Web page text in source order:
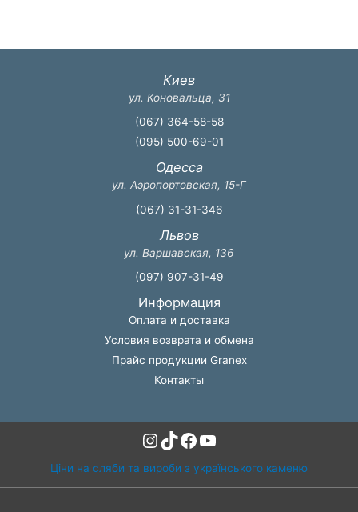
Киев
ул. Коновальца, 31
(067) 364-58-58
(095) 500-69-01
Одесса
ул. Аэропортовская, 15-Г
(067) 31-31-346
Львов
ул. Варшавская, 136
(097) 907-31-49
Информация
Оплата и доставка
Условия возврата и обмена
Прайс продукции Granex
Контакты
Instagram
TikTok
Facebook
YouTube
Ціни на сляби та вироби з українського каменю